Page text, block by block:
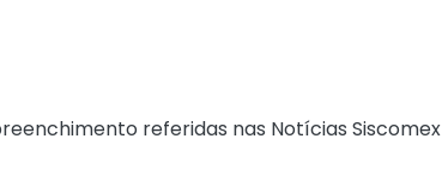
referidas nas Notícias Siscomex